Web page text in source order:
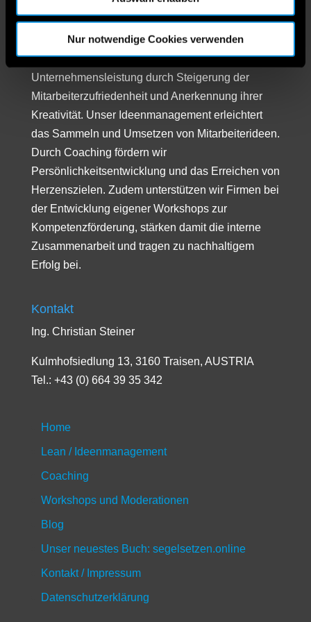
Nur notwendige Cookies verwenden
in Ideenmanagement, Coaching und Workshop-
Design, um die Mitarbeiterpotenziale in Firmen
voll auszuschöpfen. Wir verbessern die
Unternehmensleistung durch Steigerung der
Mitarbeiterzufriedenheit und Anerkennung ihrer
Kreativität. Unser Ideenmanagement erleichtert
das Sammeln und Umsetzen von Mitarbeiterideen.
Durch Coaching fördern wir
Persönlichkeitsentwicklung und das Erreichen von
Herzenszielen. Zudem unterstützen wir Firmen bei
der Entwicklung eigener Workshops zur
Kompetenzförderung, stärken damit die interne
Zusammenarbeit und tragen zu nachhaltigem
Erfolg bei.
Kontakt
Ing. Christian Steiner
Kulmhofsiedlung 13, 3160 Traisen, AUSTRIA
Tel.: +43 (0) 664 39 35 342
Home
Lean / Ideenmanagement
Coaching
Workshops und Moderationen
Blog
Unser neuestes Buch: segelsetzen.online
Kontakt / Impressum
Datenschutzerklärung